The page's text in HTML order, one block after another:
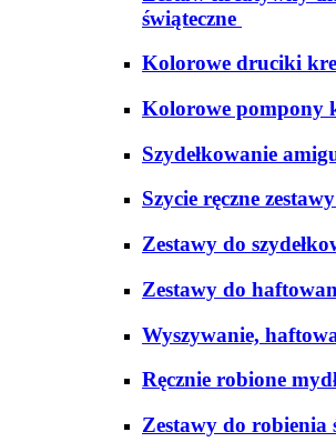
świąteczne
Kolorowe druciki
Kolorowe pompony
Szydełkowanie
Szycie ręczne zestawy
Zestawy do
Zestawy do
Wyszywanie,
Ręcznie robione
Zestawy do robienia